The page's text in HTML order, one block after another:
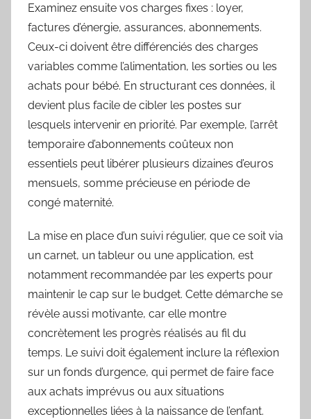
Examinez ensuite vos charges fixes : loyer,
factures d’énergie, assurances, abonnements.
Ceux-ci doivent être différenciés des charges
variables comme l’alimentation, les sorties ou les
achats pour bébé. En structurant ces données, il
devient plus facile de cibler les postes sur
lesquels intervenir en priorité. Par exemple, l’arrêt
temporaire d’abonnements coûteux non
essentiels peut libérer plusieurs dizaines d’euros
mensuels, somme précieuse en période de
congé maternité.
La mise en place d’un suivi régulier, que ce soit via
un carnet, un tableur ou une application, est
notamment recommandée par les experts pour
maintenir le cap sur le budget. Cette démarche se
révèle aussi motivante, car elle montre
concrètement les progrès réalisés au fil du
temps. Le suivi doit également inclure la réflexion
sur un fonds d’urgence, qui permet de faire face
aux achats imprévus ou aux situations
exceptionnelles liées à la naissance de l’enfant.